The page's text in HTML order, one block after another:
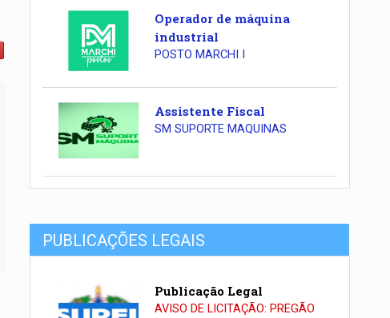
Operador de máquina
industrial
POSTO MARCHI I
Assistente Fiscal
SM SUPORTE MAQUINAS
PUBLICAÇÕES LEGAIS
Publicação Legal
AVISO DE LICITAÇÃO: PREGÃO